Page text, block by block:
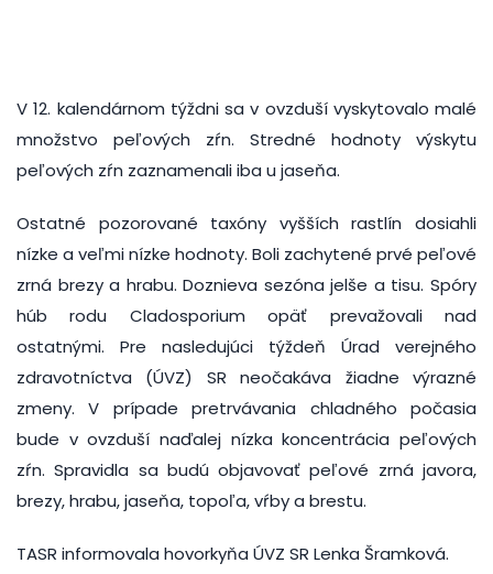
V 12. kalendárnom týždni sa v ovzduší vyskytovalo malé
množstvo peľových zŕn. Stredné hodnoty výskytu
peľových zŕn zaznamenali iba u jaseňa.
Ostatné pozorované taxóny vyšších rastlín dosiahli
nízke a veľmi nízke hodnoty. Boli zachytené prvé peľové
zrná brezy a hrabu. Doznieva sezóna jelše a tisu. Spóry
húb rodu Cladosporium opäť prevažovali nad
ostatnými. Pre nasledujúci týždeň Úrad verejného
zdravotníctva (ÚVZ) SR neočakáva žiadne výrazné
zmeny. V prípade pretrvávania chladného počasia
bude v ovzduší naďalej nízka koncentrácia peľových
zŕn. Spravidla sa budú objavovať peľové zrná javora,
brezy, hrabu, jaseňa, topoľa, vŕby a brestu.
TASR informovala hovorkyňa ÚVZ SR Lenka Šramková.